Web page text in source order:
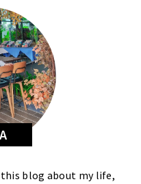
blog about my life,